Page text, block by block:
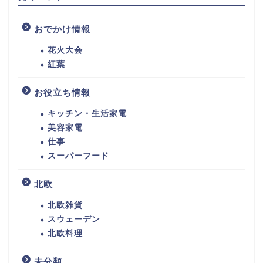
おでかけ情報
花火大会
紅葉
お役立ち情報
キッチン・生活家電
美容家電
仕事
スーパーフード
北欧
北欧雑貨
スウェーデン
北欧料理